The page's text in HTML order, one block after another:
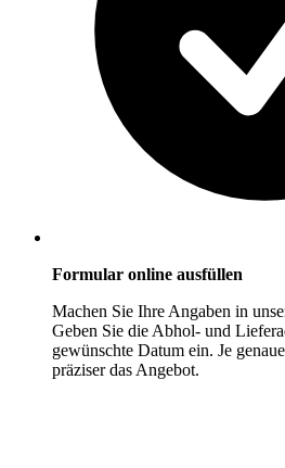
Formular online ausfüllen
Machen Sie Ihre Angaben in
Geben Sie die Abhol- und
gewünschte Datum ein. Je
präziser das Angebot.